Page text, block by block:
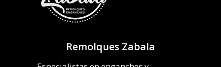
Remolques Zabala